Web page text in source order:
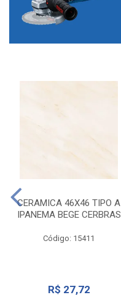
CERAMICA 46X46 TIPO A
IPANEMA BEGE CERBRAS
Código: 15411
R$ 27,72